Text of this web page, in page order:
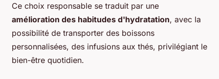
Ce choix responsable se traduit par une
amélioration des habitudes d'hydratation, avec la
possibilité de transporter des boissons
personnalisées, des infusions aux thés, privilégiant le
bien-être quotidien.